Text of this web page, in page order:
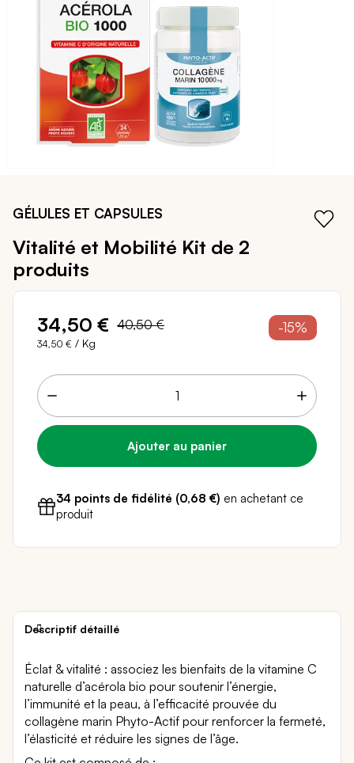
début
Galerie
GÉLULES ET CAPSULES
Vitalité et Mobilité Kit de 2
produits
34,50 € 40,50 €
34,50 € / Kg
-15%
34 points de fidélité (0,68 €) en achetant ce
produit
Livraison sous 24 - 48H
Paiement sécurisé
Descriptif détaillé
Éclat & vitalité : associez les bienfaits de la vitamine C
naturelle d’acérola bio pour soutenir l’énergie,
l’immunité et la peau, à l’efficacité prouvée du
collagène marin Phyto-Actif pour renforcer la fermeté,
l’élasticité et réduire les signes de l’âge.